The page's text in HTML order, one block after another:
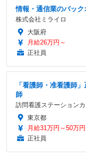
情報・通信業のバック
株式会社ミライロ
大阪府
月給26万円～
正社員
「看護師・准看護師
師
訪問看護ステーション
東京都
月給31万円～50万円
正社員